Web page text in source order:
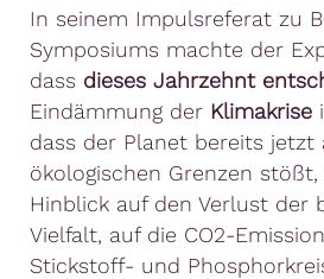
In seinem Impulsreferat zu
Symposiums machte der
dass dieses Jahrzehnt
Eindämmung der Klimakrise
dass der Planet bereits jetzt
ökologischen Grenzen
Hinblick auf den Verlust der
Vielfalt, auf die CO2-
Stickstoff- und